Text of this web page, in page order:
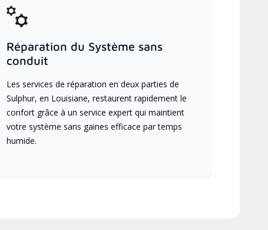
Réparation du Système sans
conduit
Les services de réparation en deux parties de
Sulphur, en Louisiane, restaurent rapidement le
confort grâce à un service expert qui maintient
votre système sans gaines efficace par temps
humide.